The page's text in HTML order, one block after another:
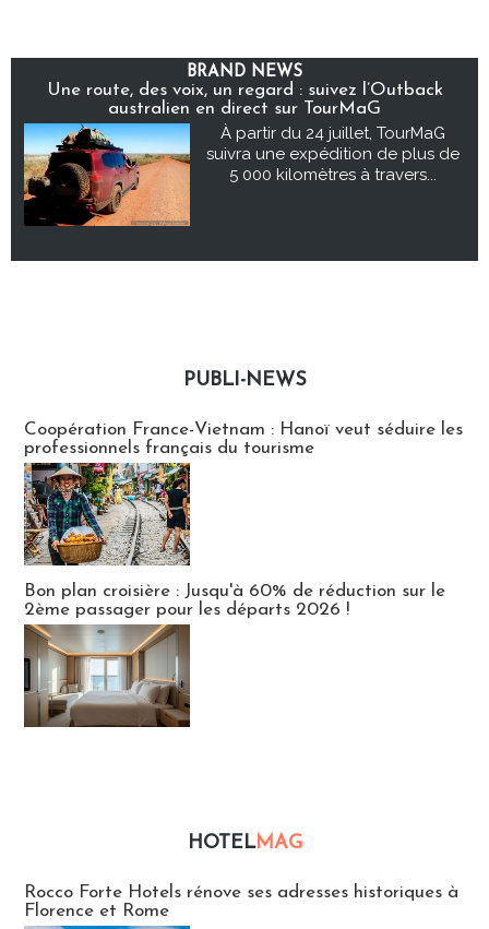
BRAND NEWS
Une route, des voix, un regard : suivez l’Outback
australien en direct sur TourMaG
À partir du 24 juillet, TourMaG
suivra une expédition de plus de
5 000 kilomètres à travers...
PUBLI-NEWS
Coopération France-Vietnam : Hanoï veut séduire les
professionnels français du tourisme
Bon plan croisière : Jusqu'à 60% de réduction sur le
2ème passager pour les départs 2026 !
HOTELMAG
Rocco Forte Hotels rénove ses adresses historiques à
Florence et Rome